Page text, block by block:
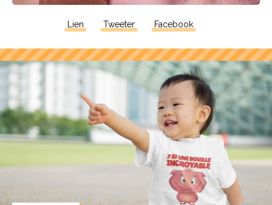
Lien Tweeter Facebook